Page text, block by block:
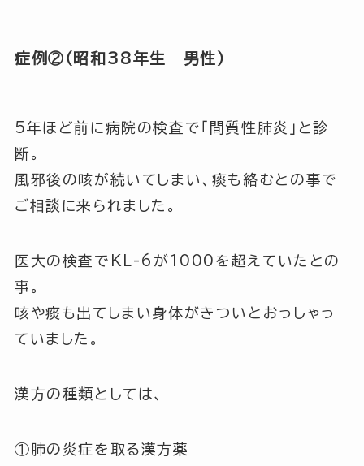
症例②（昭和38年生 男性）
5年ほど前に病院の検査で 「間質性肺炎」 と診
断。
風邪後の咳が続いてしまい、痰も絡むとの事で
ご相談に来られました。
医大の検査で KL-6が1000 を超えていたとの
事。
咳や痰も出てしまい身体がきついとおっしゃっ
ていました。
漢方の種類としては、
①肺の炎症を取る漢方薬